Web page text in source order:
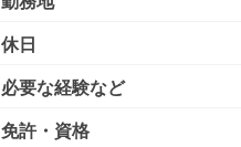
休日
必要な経験など
免許・資格